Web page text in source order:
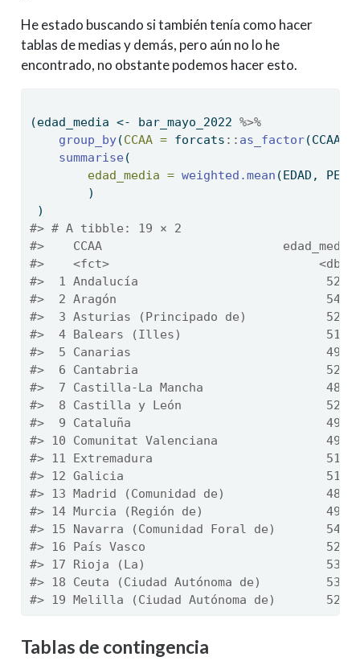
He estado buscando si también tenía como hacer
tablas de medias y demás, pero aún no lo he
encontrado, no obstante podemos hacer esto.
(edad_media <- bar_mayo_2022 %>%
group_by(CCAA = forcats :: as_factor
summarise (
edad_media = weighted.mean (EDAD,
        )
)
#> # A tibble: 19 × 2
#>    CCAA                         edad_media
#>    <fct>                             <dbl>
#>  1 Andalucía                          52.0
#>  2 Aragón                             54.6
#>  3 Asturias (Principado de)           52.8
#>  4 Balears (Illes)                    51.5
#>  5 Canarias                           49.3
#>  6 Cantabria                          52.7
#>  7 Castilla-La Mancha                 48.6
#>  8 Castilla y León                    52.4
#>  9 Cataluña                           49.8
#> 10 Comunitat Valenciana               49.2
#> 11 Extremadura                        51.5
#> 12 Galicia                            51.4
#> 13 Madrid (Comunidad de)              48.6
#> 14 Murcia (Región de)                 49.7
#> 15 Navarra (Comunidad Foral de)       54.8
#> 16 País Vasco                         52.5
#> 17 Rioja (La)                         53.8
#> 18 Ceuta (Ciudad Autónoma de)         53.9
#> 19 Melilla (Ciudad Autónoma de)       52.4
Tablas de contingencia